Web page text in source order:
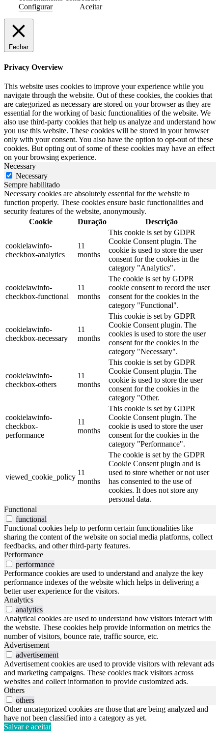
Configurar
Aceitar
Fechar
Privacy Overview
This website uses cookies to improve your experience while you
navigate through the website. Out of these cookies, the cookies that
are categorized as necessary are stored on your browser as they are
essential for the working of basic functionalities of the website. We
also use third-party cookies that help us analyze and understand how
you use this website. These cookies will be stored in your browser
only with your consent. You also have the option to opt-out of these
cookies. But opting out of some of these cookies may have an effect
on your browsing experience.
Necessary
Necessary
Sempre habilitado
Necessary cookies are absolutely essential for the website to
function properly. These cookies ensure basic functionalities and
security features of the website, anonymously.
Cookie
Duração Descrição
cookielawinfo-
checkbox-analytics
11
months
This cookie is set by GDPR
Cookie Consent plugin. The
cookie is used to store the user
consent for the cookies in the
category "Analytics".
cookielawinfo-
checkbox-functional
11
months
The cookie is set by GDPR
cookie consent to record the user
consent for the cookies in the
category "Functional".
cookielawinfo-
checkbox-necessary
11
months
This cookie is set by GDPR
Cookie Consent plugin. The
cookies is used to store the user
consent for the cookies in the
category "Necessary".
cookielawinfo-
checkbox-others
11
months
This cookie is set by GDPR
Cookie Consent plugin. The
cookie is used to store the user
consent for the cookies in the
category "Other.
cookielawinfo-
checkbox-
performance
11
months
This cookie is set by GDPR
Cookie Consent plugin. The
cookie is used to store the user
consent for the cookies in the
category "Performance".
viewed_cookie_policy
11
months
The cookie is set by the GDPR
Cookie Consent plugin and is
used to store whether or not user
has consented to the use of
cookies. It does not store any
personal data.
Functional
functional
Functional cookies help to perform certain functionalities like
sharing the content of the website on social media platforms, collect
feedbacks, and other third-party features.
Performance
performance
Performance cookies are used to understand and analyze the key
performance indexes of the website which helps in delivering a
better user experience for the visitors.
Analytics
analytics
Analytical cookies are used to understand how visitors interact with
the website. These cookies help provide information on metrics the
number of visitors, bounce rate, traffic source, etc.
Advertisement
advertisement
Advertisement cookies are used to provide visitors with relevant ads
and marketing campaigns. These cookies track visitors across
websites and collect information to provide customized ads.
Others
others
Other uncategorized cookies are those that are being analyzed and
have not been classified into a category as yet.
Salvar e aceitar